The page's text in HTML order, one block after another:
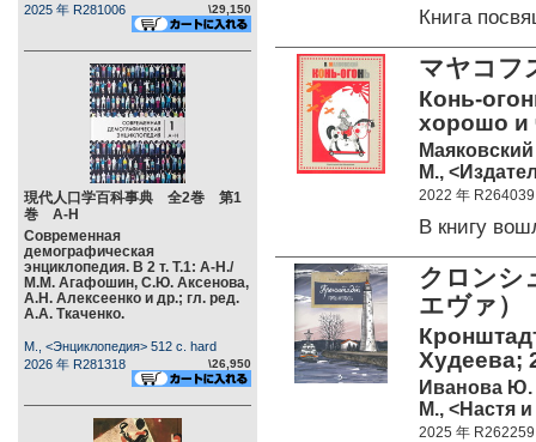
2025 年 R281006
\29,150
現代人口学百科事典 全2巻 第1
巻 А-Н
Современная
демографическая
энциклопедия. В 2 т. Т.1: А-Н./
М.М. Агафошин, С.Ю. Аксенова,
А.Н. Алексеенко и др.; гл. ред.
А.А. Ткаченко.
М., <Энциклопедия> 512 c. hard
2026 年 R281318
\26,950
Книга
マヤコ
Конь-
хорошо и
М.,
2022 年 R264039
В книгу
クロンシ
エヴァ）
Худеева;
Иванова Ю.
М., <Настя
2025 年 R262259